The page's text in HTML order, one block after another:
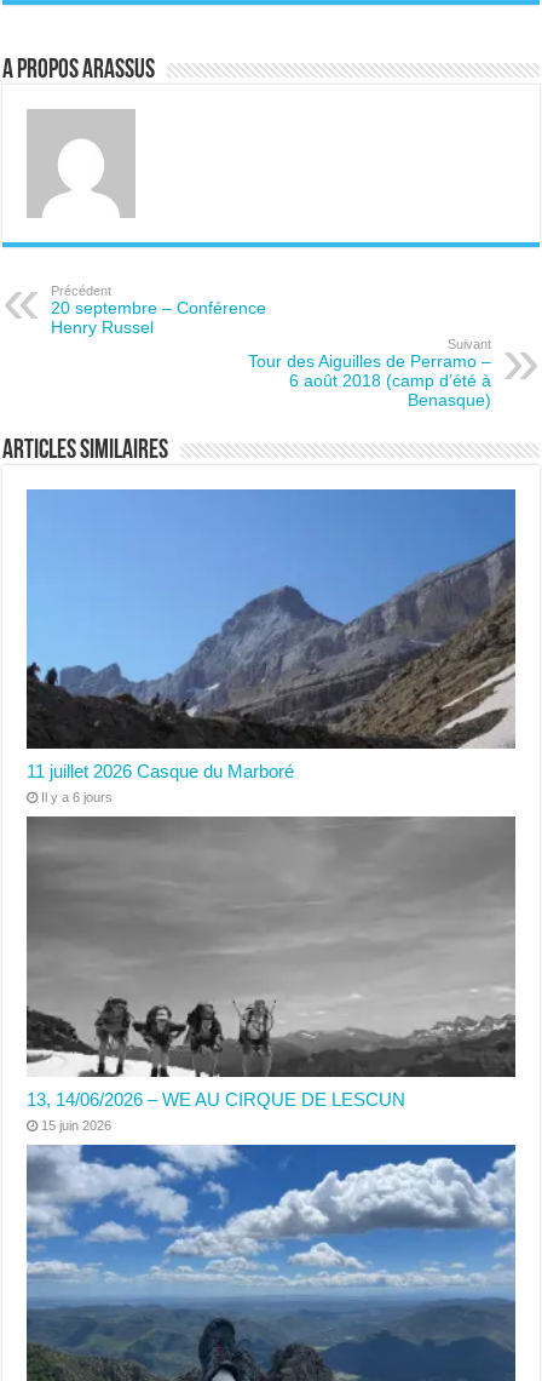
A propos ARASSUS
Précédent
20 septembre – Conférence
Henry Russel
Suivant
Tour des Aiguilles de Perramo –
6 août 2018 (camp d’été à
Benasque)
Articles similaires
11 juillet 2026 Casque du Marboré
Il y a 6 jours
13, 14/06/2026 – WE AU CIRQUE DE LESCUN
15 juin 2026